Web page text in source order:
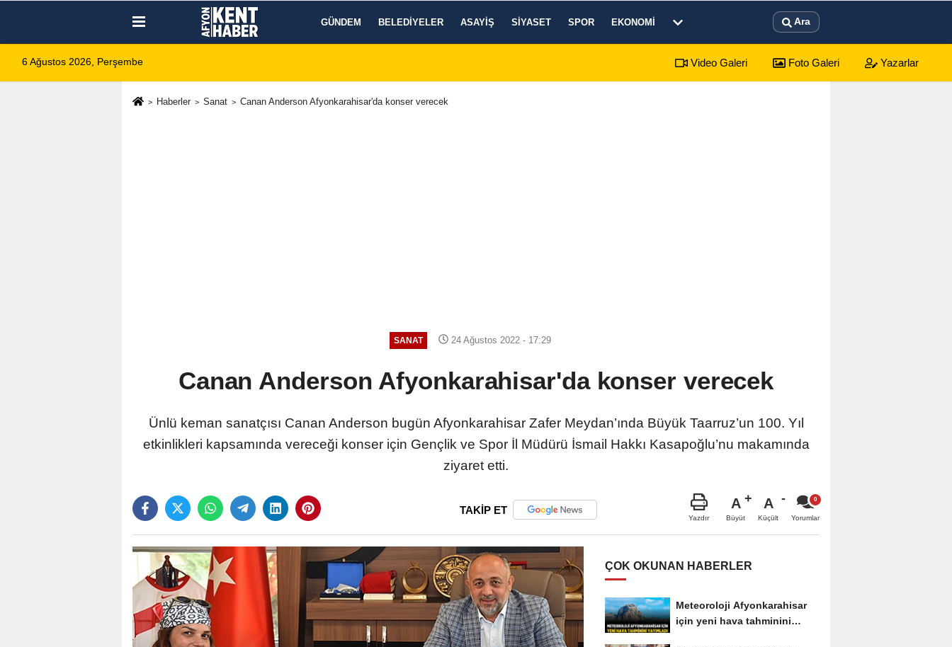
GÜNDEM BELEDIYELER ASAYIŞ SIYASET SPOR EKONOMI Ara
6 Ağustos 2026, Perşembe Video Galeri Foto Galeri Yazarlar
Haberler Sanat Canan Anderson Afyonkarahisar'da konser verecek
SANAT 24 Ağustos 2022 - 17:29
Canan Anderson Afyonkarahisar'da konser verecek
Ünlü keman sanatçısı Canan Anderson bugün Afyonkarahisar Zafer Meydan’ında Büyük Taarruz’un 100. Yıl
etkinlikleri kapsamında vereceği konser için Gençlik ve Spor İl Müdürü İsmail Hakkı Kasapoğlu’nu makamında
ziyaret etti.
TAKİP ET
Yazdır
A
Büyüt
A
Küçült Yorumlar
ÇOK OKUNAN HABERLER
Meteoroloji Afyonkarahisar
için yeni hava tahminini